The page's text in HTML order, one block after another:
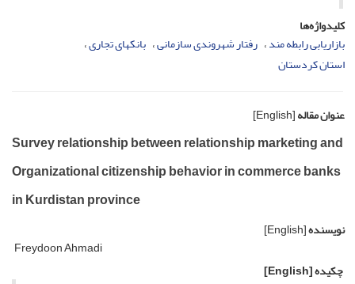
کلیدواژه‌ها
بازاریابی رابطه مند رفتار شهروندی سازمانی بانکهای تجاری
استان کردستان
عنوان مقاله[English]
Survey relationship between relationship marketing and
Organizational citizenship behavior in commerce banks
in Kurdistan province
نویسنده[English]
Freydoon Ahmadi
چکیده[English]